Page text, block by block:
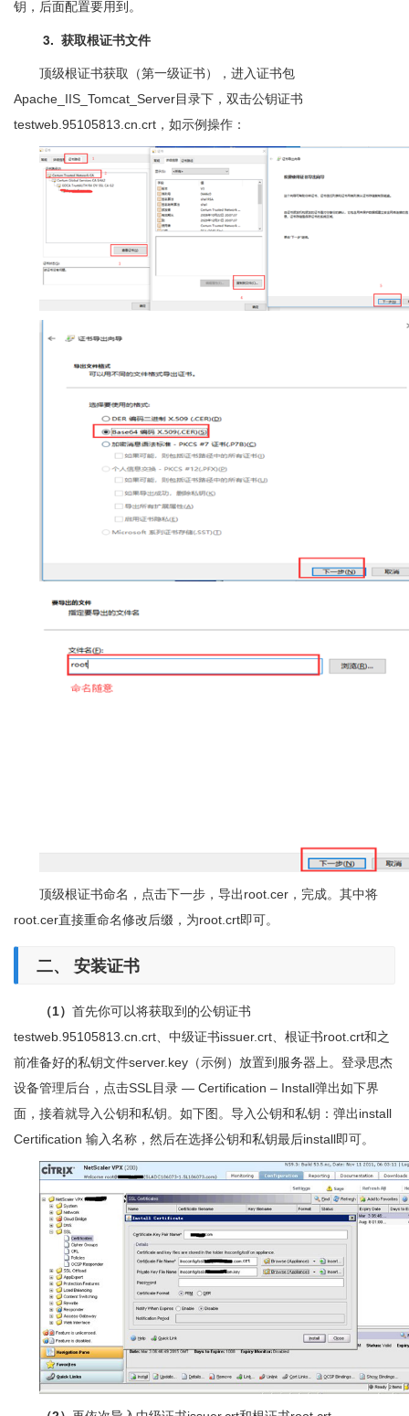
钥，后面配置要用到。
3. 获取根证书文件
顶级根证书获取（第一级证书），进入证书包
Apache_IIS_Tomcat_Server目录下，双击公钥证书
testweb.95105813.cn.crt，如示例操作：
顶级根证书命名，点击下一步，导出root.cer，完成。其中将
root.cer直接重命名修改后缀，为root.crt即可。
二、 安装证书
（1） 首先你可以将获取到的公钥证书
testweb.95105813.cn.crt、中级证书issuer.crt、根证书root.crt和之
前准备好的私钥文件server.key（示例）放置到服务器上。登录思杰
设备管理后台，点击SSL目录 — Certification – Install弹出如下界
面，接着就导入公钥和私钥。如下图。导入公钥和私钥：弹出install
Certification 输入名称，然后在选择公钥和私钥最后install即可。